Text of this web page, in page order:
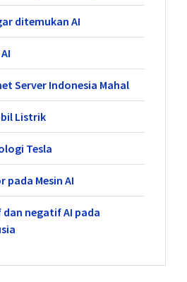
ditemukan AI
Server Indonesia Mahal
Listrik
Tesla
pada Mesin AI
negatif AI pada